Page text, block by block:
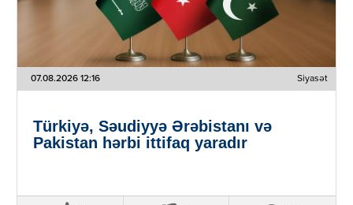
07.08.2026 12:16 Siyasət
Türkiyə, Səudiyyə Ərəbistanı və
Pakistan hərbi ittifaq yaradır